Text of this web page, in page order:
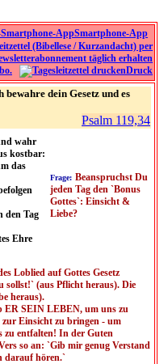
Smartphone-App
Druck
dein Gesetz und es
Psalm 119,34
wahr
kostbar:
das
den Tag
Ehre
Frage: Beanspruchst Du
jeden Tag den `Bonus
Gottes`: Einsicht &
Liebe?
Loblied auf Gottes Gesetz
sollst!` (aus Pflicht heraus). Die
heraus).
ER SEIN LEBEN, um uns zu
Einsicht zu bringen - um
zu entfalten! In der Guten
so an: `Gib mir genug Verstand
darauf hören.`